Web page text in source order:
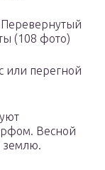
(108 фото)
или перегной
Весной
землю.